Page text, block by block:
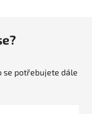
se potřebujete dále